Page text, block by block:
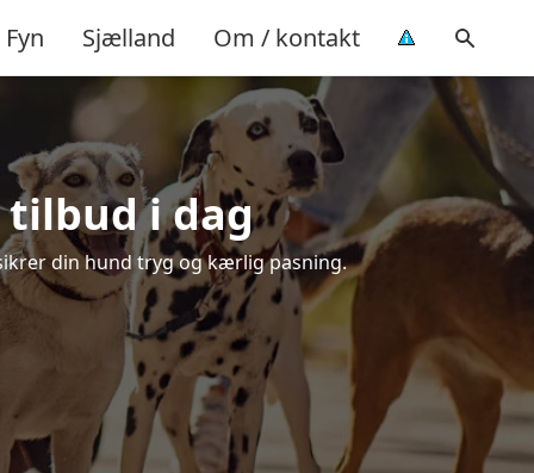
Fyn Sjælland Om / kontakt
tilbud i dag
din hund tryg og kærlig pasning.